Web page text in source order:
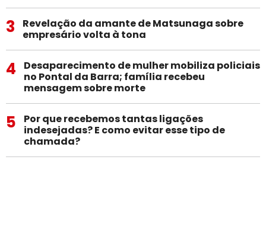
3
Revelação da amante de Matsunaga sobre
empresário volta à tona
4
Desaparecimento de mulher mobiliza policiais
no Pontal da Barra; família recebeu
mensagem sobre morte
5
Por que recebemos tantas ligações
indesejadas? E como evitar esse tipo de
chamada?